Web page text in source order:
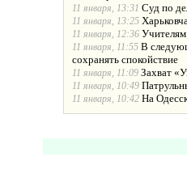
11 января, 13:31 Суд по
11 января, 13:25
11 января, 12:36
11 января, 11:55 В
сохранять спокойствие
11 января, 11:09 Захват
11 января, 10:49
11 января, 10:42 На